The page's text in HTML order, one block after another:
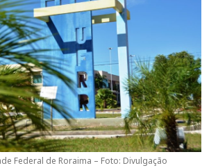
Federal de Roraima – Foto: Divulgação